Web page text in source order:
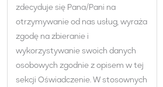
zdecyduje się Pana/Pani na
otrzymywanie od nas usług, wyraża
zgodę na zbieranie i
wykorzystywanie swoich danych
osobowych zgodnie z opisem w tej
sekcji Oświadczenie. W stosownych